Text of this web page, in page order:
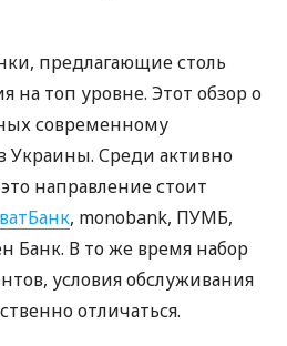
предлагающие столь
на топ уровне. Этот обзор о
современному
Среди активно
направление стоит
, monobank, ПУМБ,
Банк. В то же время набор
условия обслуживания
отличаться.